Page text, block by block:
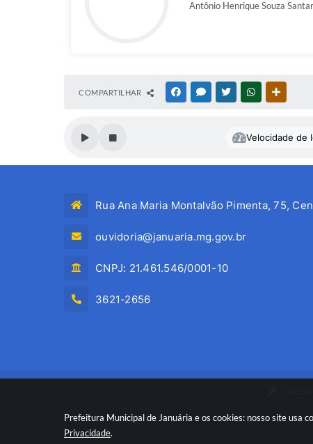
Prefeitura Municipal de Januária e os cookies: nosso site usa
Privacidade.
Antônio Henrique Souza
COMPARTILHAR FACEBOOKMESSENGER
TWITTERWHATSAPP
Velocidade de
Rua Ana Maria Montalvão Pimenta, 75,
ouvidoria@januaria.mg.gov.br
CNPJ: 21.461.546/0001-10
3621-2656